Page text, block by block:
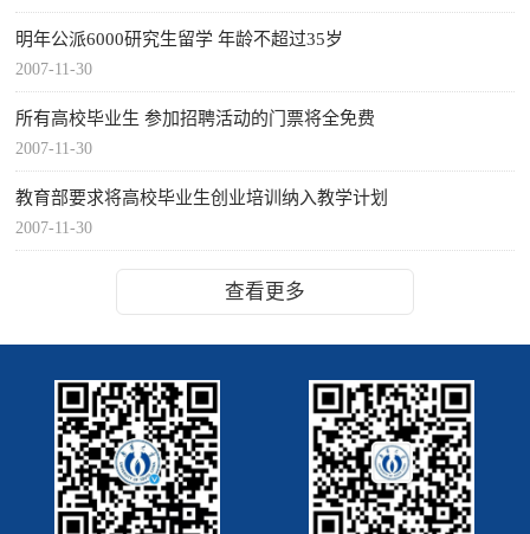
明年公派6000研究生留学 年龄不超过35岁
2007-11-30
所有高校毕业生 参加招聘活动的门票将全免费
2007-11-30
教育部要求将高校毕业生创业培训纳入教学计划
2007-11-30
查看更多